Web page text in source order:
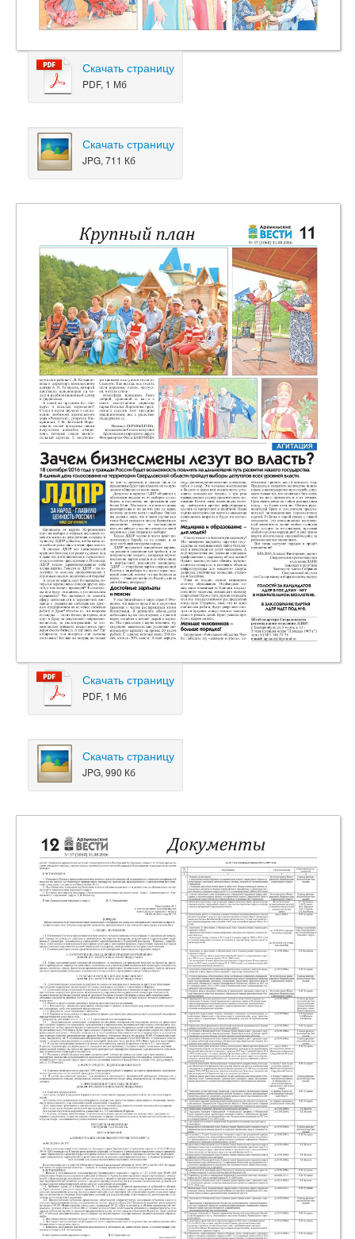
Скачать страницу
PDF, 1 Мб
Скачать страницу
JPG, 711 Кб
Скачать страницу
PDF, 1 Мб
Скачать страницу
JPG, 990 Кб